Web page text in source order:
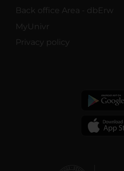
Back office Area - dbErw
MyUnivr
Privacy policy